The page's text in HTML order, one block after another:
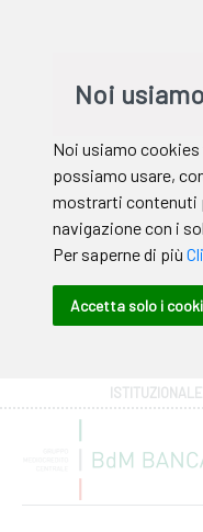
ISTITUZIONALE